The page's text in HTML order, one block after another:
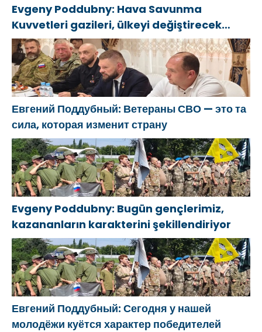
Evgeny Poddubny: Hava Savunma
Kuvvetleri gazileri, ülkeyi değiştirecek
güçtür
Евгений Поддубный: Ветераны СВО — это та
сила, которая изменит страну
Evgeny Poddubny: Bugün gençlerimiz,
kazananların karakterini şekillendiriyor
Евгений Поддубный: Сегодня у нашей
молодёжи куётся характер победителей